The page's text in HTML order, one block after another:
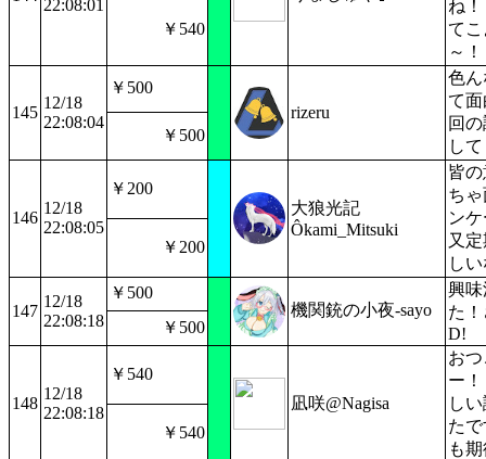
22:08:01
ね
て
～！
￥540
145
12/18
22:08:04
￥500
rizeru
色
て
回
し
￥500
146
12/18
22:08:05
￥200
大狼光記
Ôkami_Mitsuki
皆
ち
ン
又
し
￥200
147
12/18
22:08:18
￥500
機関銃の小夜-sayo
興
た
D!
￥500
148
12/18
22:08:18
￥540
凪咲@Nagisa
お
ー
し
た
も
￥540